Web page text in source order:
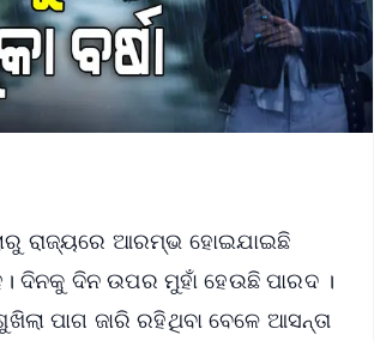
ରାଜ୍ୟରେ ଆରମ୍ଭ ହୋଇଯାଇଛି
ଦିନକୁ ଦିନ ଉପର ମୁହାଁ ହେଉଛି ପାରଦ ।
ପାଗ ଜାରି ରହିଥିବା ବେଳେ ଆସନ୍ତା